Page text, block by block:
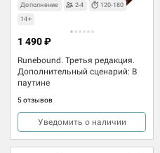
Дополнение 2-4
120-180
14+
Runebound. Третья редакция.
Дополнительный сценарий: В
паутине
5 отзывов
1 490 ₽
Уведомить о наличии